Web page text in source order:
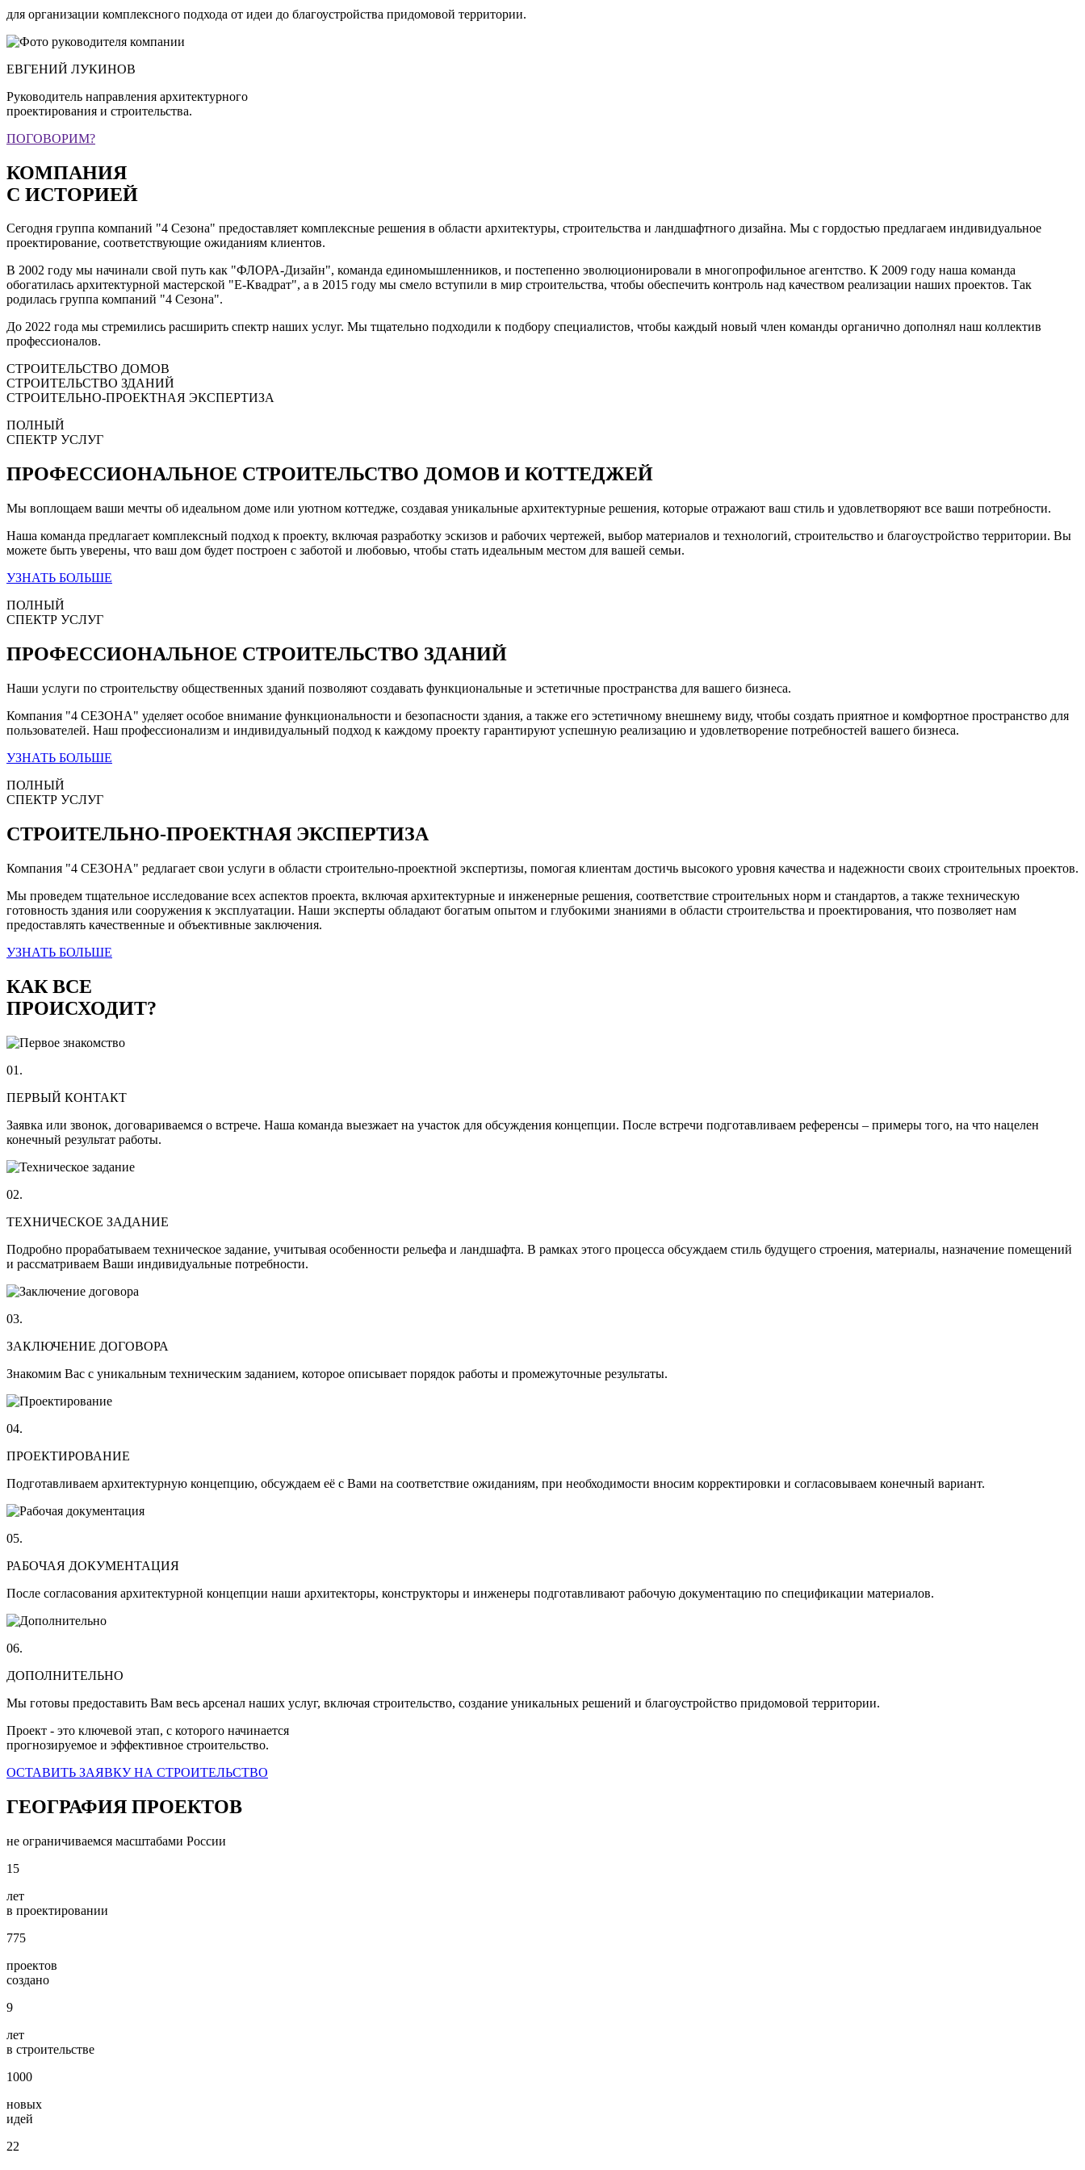
для организации комплексного подхода от идеи до благоустройства придомовой территории.
ЕВГЕНИЙ ЛУКИНОВ
Руководитель направления архитектурного
проектирования и строительства.
ПОГОВОРИМ?
КОМПАНИЯ
С ИСТОРИЕЙ
Сегодня группа компаний "4 Сезона" предоставляет комплексные решения в области архитектуры, строительства и ландшафтного дизайна. Мы с гордостью предлагаем индивидуальное
проектирование, соответствующие ожиданиям клиентов.
В 2002 году мы начинали свой путь как "ФЛОРА-Дизайн", команда единомышленников, и постепенно эволюционировали в многопрофильное агентство. К 2009 году наша команда
обогатилась архитектурной мастерской "Е-Квадрат", а в 2015 году мы смело вступили в мир строительства, чтобы обеспечить контроль над качеством реализации наших проектов. Так
родилась группа компаний "4 Сезона".
До 2022 года мы стремились расширить спектр наших услуг. Мы тщательно подходили к подбору специалистов, чтобы каждый новый член команды органично дополнял наш коллектив
профессионалов.
СТРОИТЕЛЬСТВО ДОМОВ
СТРОИТЕЛЬСТВО ЗДАНИЙ
СТРОИТЕЛЬНО-ПРОЕКТНАЯ ЭКСПЕРТИЗА
ПОЛНЫЙ
СПЕКТР УСЛУГ
ПРОФЕССИОНАЛЬНОЕ СТРОИТЕЛЬСТВО ДОМОВ И КОТТЕДЖЕЙ
Мы воплощаем ваши мечты об идеальном доме или уютном коттедже, создавая уникальные архитектурные решения, которые отражают ваш стиль и удовлетворяют все ваши потребности.
Наша команда предлагает комплексный подход к проекту, включая разработку эскизов и рабочих чертежей, выбор материалов и технологий, строительство и благоустройство территории. Вы
можете быть уверены, что ваш дом будет построен с заботой и любовью, чтобы стать идеальным местом для вашей семьи.
УЗНАТЬ БОЛЬШЕ
ПОЛНЫЙ
СПЕКТР УСЛУГ
ПРОФЕССИОНАЛЬНОЕ СТРОИТЕЛЬСТВО ЗДАНИЙ
Наши услуги по строительству общественных зданий позволяют создавать функциональные и эстетичные пространства для вашего бизнеса.
Компания "4 СЕЗОНА" уделяет особое внимание функциональности и безопасности здания, а также его эстетичному внешнему виду, чтобы создать приятное и комфортное пространство для
пользователей. Наш профессионализм и индивидуальный подход к каждому проекту гарантируют успешную реализацию и удовлетворение потребностей вашего бизнеса.
УЗНАТЬ БОЛЬШЕ
ПОЛНЫЙ
СПЕКТР УСЛУГ
СТРОИТЕЛЬНО-ПРОЕКТНАЯ ЭКСПЕРТИЗА
Компания "4 СЕЗОНА" редлагает свои услуги в области строительно-проектной экспертизы, помогая клиентам достичь высокого уровня качества и надежности своих строительных проектов.
Мы проведем тщательное исследование всех аспектов проекта, включая архитектурные и инженерные решения, соответствие строительных норм и стандартов, а также техническую
готовность здания или сооружения к эксплуатации. Наши эксперты обладают богатым опытом и глубокими знаниями в области строительства и проектирования, что позволяет нам
предоставлять качественные и объективные заключения.
УЗНАТЬ БОЛЬШЕ
КАК ВСЕ
ПРОИСХОДИТ?
01.
ПЕРВЫЙ КОНТАКТ
Заявка или звонок, договариваемся о встрече. Наша команда выезжает на участок для обсуждения концепции. После встречи подготавливаем референсы – примеры того, на что нацелен
конечный результат работы.
02.
ТЕХНИЧЕСКОЕ ЗАДАНИЕ
Подробно прорабатываем техническое задание, учитывая особенности рельефа и ландшафта. В рамках этого процесса обсуждаем стиль будущего строения, материалы, назначение помещений
и рассматриваем Ваши индивидуальные потребности.
03.
ЗАКЛЮЧЕНИЕ ДОГОВОРА
Знакомим Вас с уникальным техническим заданием, которое описывает порядок работы и промежуточные результаты.
04.
ПРОЕКТИРОВАНИЕ
Подготавливаем архитектурную концепцию, обсуждаем её с Вами на соответствие ожиданиям, при необходимости вносим корректировки и согласовываем конечный вариант.
05.
РАБОЧАЯ ДОКУМЕНТАЦИЯ
После согласования архитектурной концепции наши архитекторы, конструкторы и инженеры подготавливают рабочую документацию по спецификации материалов.
06.
ДОПОЛНИТЕЛЬНО
Мы готовы предоставить Вам весь арсенал наших услуг, включая строительство, создание уникальных решений и благоустройство придомовой территории.
Проект - это ключевой этап, с которого начинается
прогнозируемое и эффективное строительство.
ОСТАВИТЬ ЗАЯВКУ НА СТРОИТЕЛЬСТВО
ГЕОГРАФИЯ ПРОЕКТОВ
не ограничиваемся масштабами России
15
лет
в проектировании
775
проектов
создано
9
лет
в строительстве
1000
новых
идей
22